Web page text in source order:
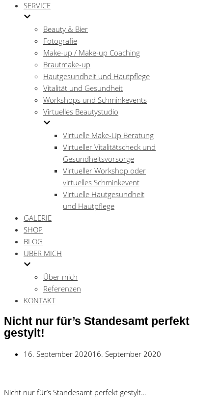
SERVICE
Beauty & Bier
Fotografie
Make-up / Make-up Coaching
Brautmake-up
Hautgesundheit und Hautpflege
Vitalität und Gesundheit
Workshops und Schminkevents
Virtuelles Beautystudio
Virtuelle Make-Up Beratung
Virtueller Vitalitätscheck und
Gesundheitsvorsorge
Virtueller Workshop oder
virtuelles Schminkevent
Virtuelle Hautgesundheit
und Hautpflege
GALERIE
SHOP
BLOG
ÜBER MICH
Über mich
Referenzen
KONTAKT
Nicht nur für’s Standesamt perfekt
gestylt!
16. September 202016. September 2020
Nicht nur für’s Standesamt perfekt gestylt…